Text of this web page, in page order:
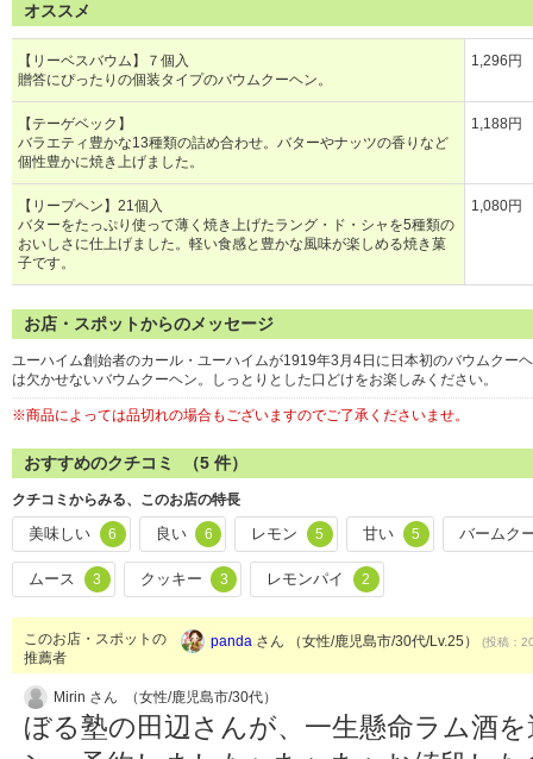
オススメ
【リーベスバウム】７個入
贈答にぴったりの個装タイプのバウムクーヘン。
1,296円
【テーゲベック】
バラエティ豊かな13種類の詰め合わせ。バターやナッツの香りなど
個性豊かに焼き上げました。
1,188円
【リープヘン】21個入
バターをたっぷり使って薄く焼き上げたラング・ド・シャを5種類の
おいしさに仕上げました。軽い食感と豊かな風味が楽しめる焼き菓
子です。
1,080円
お店・スポットからのメッセージ
ユーハイム創始者のカール・ユーハイムが1919年3月4日に日本初のバウムクー
は欠かせないバウムクーヘン。しっとりとした口どけをお楽しみください。
※商品によっては品切れの場合もございますのでご了承くださいませ。
おすすめのクチコミ （5 件）
クチコミからみる、このお店の特長
美味しい 6 良い 6 レモン 5 甘い 5 バームク
ムース 3 クッキー 3 レモンパイ 2
このお店・スポットの
推薦者
panda さん （女性/鹿児島市/30代/Lv.25） (投稿：
Mirin さん （女性/鹿児島市/30代）
ぼる塾の田辺さんが、一生懸命ラム酒